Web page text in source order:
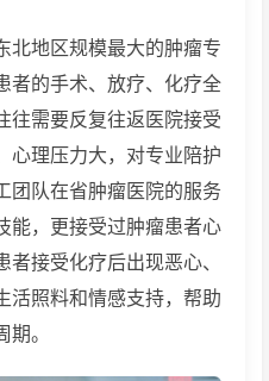
北地区规模最大的肿瘤专
者的手术、放疗、化疗全
往需要反复往返医院接受
心理压力大，对专业陪护
团队在省肿瘤医院的服务
能，更接受过肿瘤患者心
接受化疗后出现恶心、
活照料和情感支持，帮助
。